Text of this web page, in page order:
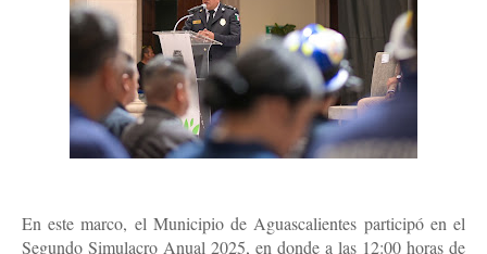
En este marco, el Municipio de Aguascalientes participó en el
Segundo Simulacro Anual 2025, en donde a las 12:00 horas de